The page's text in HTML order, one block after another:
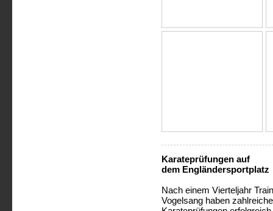
Karateprüfungen auf
dem Engländersportplatz
Nach einem Vierteljahr
Vogelsang haben